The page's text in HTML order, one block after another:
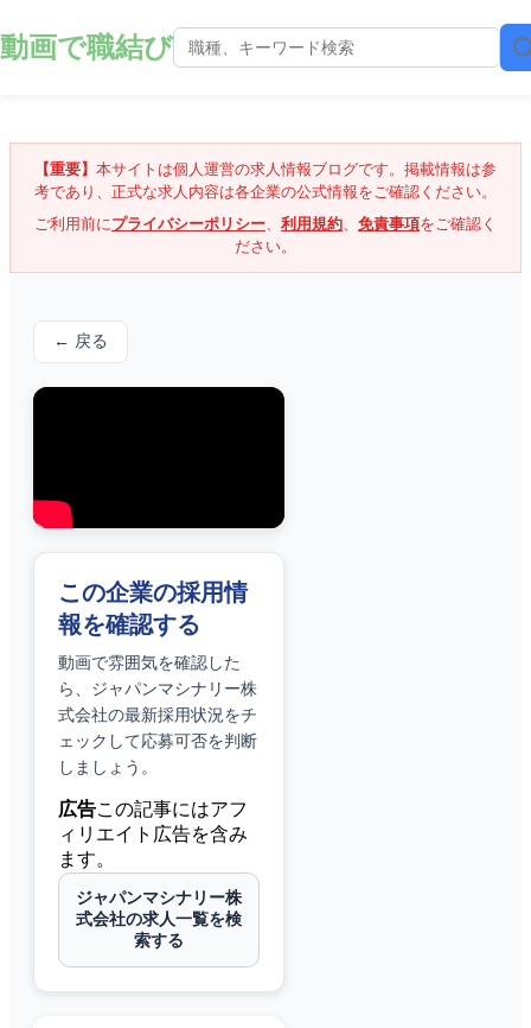
動画で職結び
【重要】 本サイトは個人運営の求人情報ブログです。掲載情報は参
考であり、正式な求人内容は各企業の公式情報をご確認ください。
ご利用前にプライバシーポリシー、 利用規約、 免責事項をご確認く
ださい。
← 戻る
この企業の採用情
報を確認する
動画で雰囲気を確認した
ら、 ジャパンマシナリー株
式会社の最新採用状況をチ
ェックして応募可否を判断
しましょう。
広告この記事にはアフ
ィリエイト広告を含み
ます。
ジャパンマシナリー株
式会社の求人一覧を検
索する